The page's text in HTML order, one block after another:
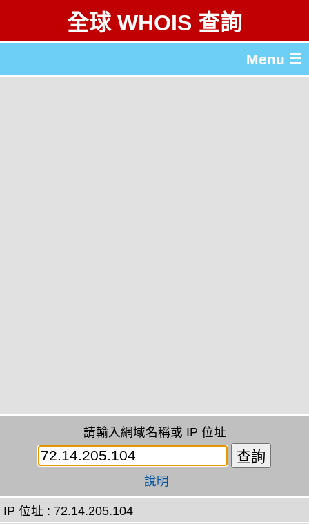
全球 WHOIS 查詢
Menu ☰
請輸入網域名稱或 IP 位址
說明
IP 位址 : 72.14.205.104